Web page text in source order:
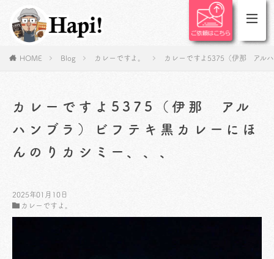
HOME Blog カレーですよ。 カレーですよ5375（伊那 アル
カレーですよ5375（伊那 アル
ハンブラ）ビフテキ黒カレーにほ
んのりカシミー、、、
2025年01月10日
カレーですよ。